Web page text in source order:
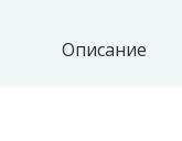
Описание